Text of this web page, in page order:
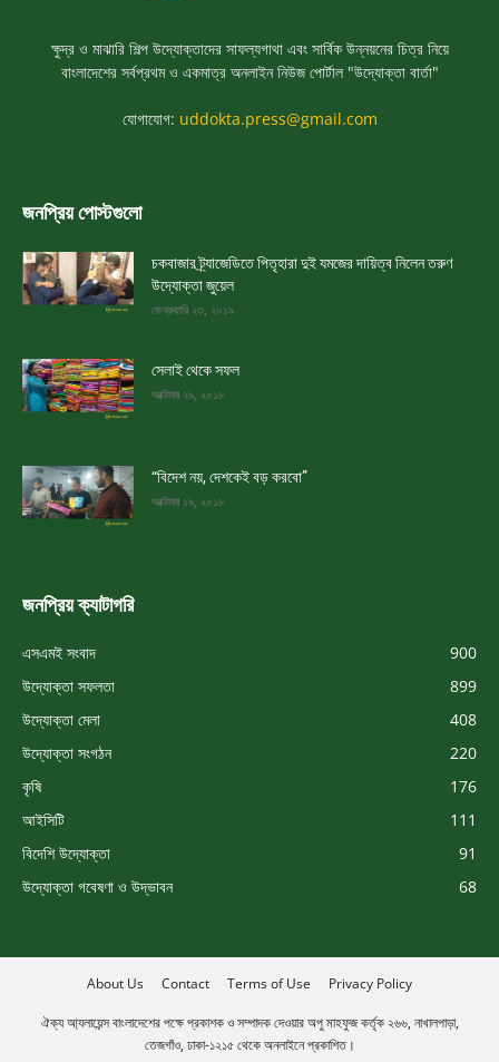
ক্ষুদ্র ও মাঝারি শিল্প উদ্যোক্তাদের সাফল্যগাথা এবং সার্বিক উন্নয়নের চিত্র নিয়ে
বাংলাদেশের সর্বপ্রথম ও একমাত্র অনলাইন নিউজ পোর্টাল "উদ্যোক্তা বার্তা"
যোগাযোগ: uddokta.press@gmail.com
জনপ্রিয় পোস্টগুলো
চকবাজার ট্র্যাজেডিতে পিতৃহারা দুই যমজের দায়িত্ব নিলেন তরুণ
উদ্যোক্তা জুয়েল
ফেব্রুয়ারি ২৩, ২০১৯
সেলাই থেকে সফল
অক্টোবর ২৯, ২০১৮
“বিদেশ নয়, দেশকেই বড় করবো”
অক্টোবর ১৯, ২০১৮
জনপ্রিয় ক্যাটাগরি
এসএমই সংবাদ
900
উদ্যোক্তা সফলতা
899
উদ্যোক্তা মেলা
408
উদ্যোক্তা সংগঠন
220
কৃষি
176
আইসিটি
111
বিদেশি উদ্যোক্তা
91
উদ্যোক্তা গবেষণা ও উদ্ভাবন
68
About Us Contact Terms of Use Privacy Policy
ঐক্য আ্যলায়েন্স বাংলাদেশের পক্ষে প্রকাশক ও সম্পাদক দেওয়ার অপু মাহফুজ কর্তৃক ২৬৬, নাখালপাড়া,
তেজগাঁও, ঢাকা-১২১৫ থেকে অনলাইনে প্রকাশিত।